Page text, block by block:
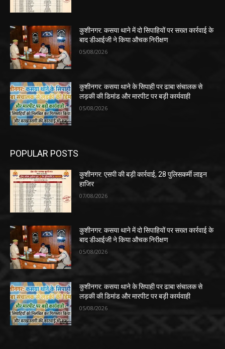
कुशीनगर: कसया थाने में दो सिपाहियों पर सख्त कार्रवाई के
बाद डीआईजी ने किया औचक निरीक्षण
05/08/2026
कुशीनगर: कसया थाने के सिपाही पर ढाबा संचालक से
लड़की की डिमांड और मारपीट पर बड़ी कार्यवाही
05/08/2026
POPULAR POSTS
कुशीनगर: एसपी की बड़ी कार्रवाई, 28 पुलिसकर्मी लाइन
हाजिर
07/08/2026
कुशीनगर: कसया थाने में दो सिपाहियों पर सख्त कार्रवाई के
बाद डीआईजी ने किया औचक निरीक्षण
05/08/2026
कुशीनगर: कसया थाने के सिपाही पर ढाबा संचालक से
लड़की की डिमांड और मारपीट पर बड़ी कार्यवाही
05/08/2026